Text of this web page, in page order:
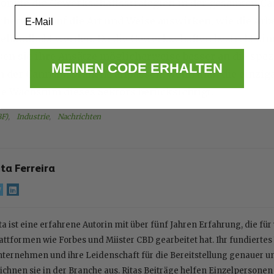
die Gewerkschaftsstrategien in der gesamten
auf die Art und Weise auswirken, wie die
werden. Da die Gewerkschaften bestrebt
sie ihre Ansätze möglicherweise besser an die
der Cannabisbranche anpassen, wenn man die
Wachstum dieses Sektors berücksichtigt.
, Industrie, Nachrichten
Ferreira
ist eine erfahrene Autorin mit über fünf Jahren Erfahrung, die
wie Forbes und Miister CBD gearbeitet hat. Ihr
und ihre Leidenschaft für die Bereitstellung genauer
sie in der Branche aus. Ritas Beiträge helfen
MEINEN CODE ERHALTEN